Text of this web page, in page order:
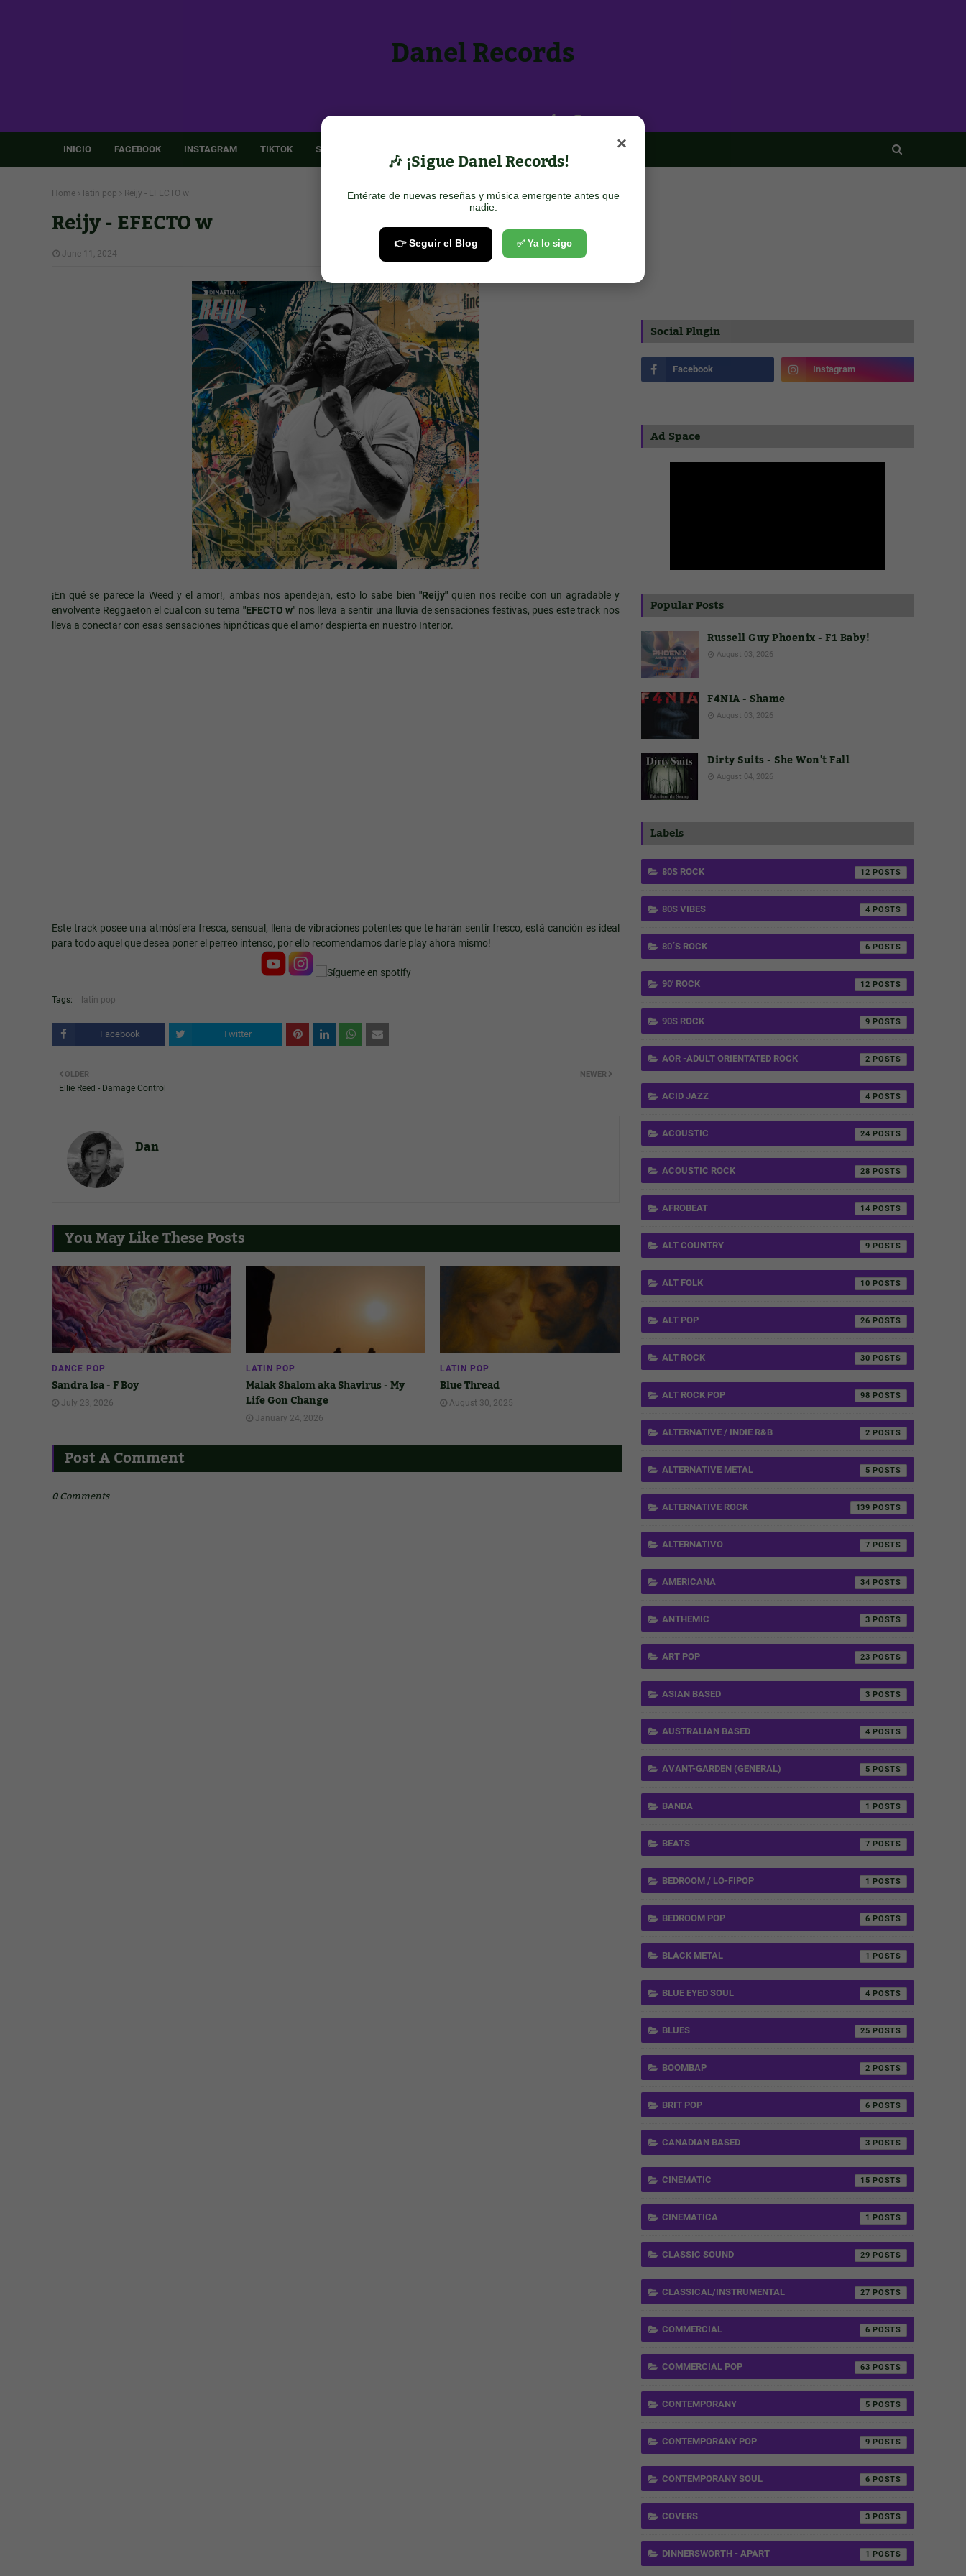
Danel Records
INICIO FACEBOOK INSTAGRAM TIKTOK SPOTIFY
Home latin pop Reijy - EFECTO w
Reijy - EFECTO w
June 11, 2024
¡En qué se parece la Weed y el amor!, ambas nos apendejan, esto lo sabe bien "Reijy" quien nos recibe con un agradable y
envolvente Reggaeton el cual con su tema "EFECTO w" nos lleva a sentir una lluvia de sensaciones festivas, pues este track nos
lleva a conectar con esas sensaciones hipnóticas que el amor despierta en nuestro Interior.
Este track posee una atmósfera fresca, sensual, llena de vibraciones potentes que te harán sentir fresco, está canción es ideal
para todo aquel que desea poner el perreo intenso, por ello recomendamos darle play ahora mismo!
Tags: latin pop
Facebook Twitter
NEWER
OLDER
Ellie Reed - Damage Control
Dan
You May Like These Posts
DANCE POP
Sandra Isa - F Boy
July 23, 2026
LATIN POP
Malak Shalom aka Shavirus - My
Life Gon Change
January 24, 2026
LATIN POP
Blue Thread
August 30, 2025
Post A Comment
0 Comments
Social Plugin
×
🎶 ¡Sigue Danel Records!
Entérate de nuevas reseñas y música emergente antes que
nadie.
👉 Seguir el Blog ✅ Ya lo sigo
Ad Space
Popular Posts
Russell Guy Phoenix - F1 Baby!
August 03, 2026
F4NIA - Shame
August 03, 2026
Dirty Suits - She Won't Fall
August 04, 2026
Labels
80S ROCK 12
80S VIBES 4
80´S ROCK 6
90' ROCK 12
90S ROCK 9
AOR -ADULT ORIENTATED ROCK 2
ACID JAZZ 4
ACOUSTIC 24
ACOUSTIC ROCK 28
AFROBEAT 14
ALT COUNTRY 9
ALT FOLK 10
ALT POP 26
ALT ROCK 30
ALT ROCK POP 98
ALTERNATIVE / INDIE R&B 2
ALTERNATIVE METAL 5
ALTERNATIVE ROCK 139
ALTERNATIVO 7
AMERICANA 34
ANTHEMIC 3
ART POP 23
ASIAN BASED 3
AUSTRALIAN BASED 4
AVANT-GARDEN (GENERAL) 5
BANDA 1
BEATS 7
BEDROOM / LO-FIPOP 1
BEDROOM POP 6
BLACK METAL 1
BLUE EYED SOUL 4
BLUES 25
BOOMBAP 2
BRIT POP 6
CANADIAN BASED 3
CINEMATIC 15
CINEMATICA 1
CLASSIC SOUND 29
CLASSICAL/INSTRUMENTAL 27
COMMERCIAL 6
COMMERCIAL POP 63
CONTEMPORANY 5
CONTEMPORANY POP 9
CONTEMPORANY SOUL 6
COVERS 3
DINNERSWORTH - APART 1